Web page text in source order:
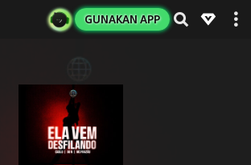
GUNAKAN APP